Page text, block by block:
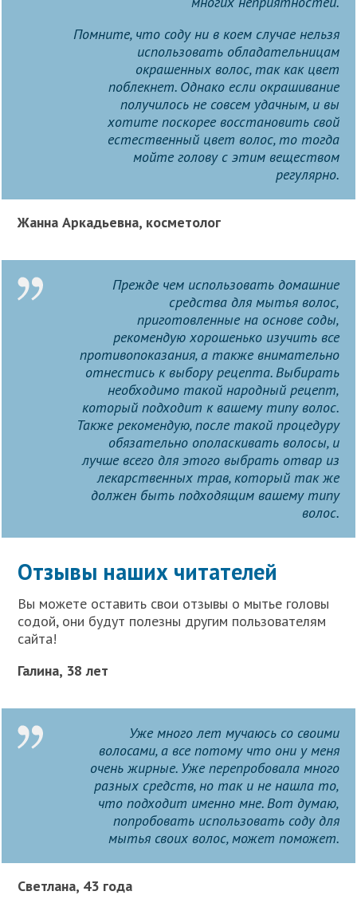
Помните, что соду ни в коем случае нельзя
использовать обладательницам
окрашенных волос, так как цвет
поблекнет. Однако если окрашивание
получилось не совсем удачным, и вы
хотите поскорее восстановить свой
естественный цвет волос, то тогда
мойте голову с этим веществом
регулярно.
Жанна Аркадьевна, косметолог
Прежде чем использовать домашние
средства для мытья волос,
приготовленные на основе соды,
рекомендую хорошенько изучить все
противопоказания, а также внимательно
отнестись к выбору рецепта. Выбирать
необходимо такой народный рецепт,
который подходит к вашему типу волос.
Также рекомендую, после такой процедуру
обязательно ополаскивать волосы, и
лучше всего для этого выбрать отвар из
лекарственных трав, который так же
должен быть подходящим вашему типу
волос.
Отзывы наших читателей
Вы можете оставить свои отзывы о мытье головы
содой, они будут полезны другим пользователям
сайта!
Галина, 38 лет
Уже много лет мучаюсь со своими
волосами, а все потому что они у меня
очень жирные. Уже перепробовала много
разных средств, но так и не нашла то,
что подходит именно мне. Вот думаю,
попробовать использовать соду для
мытья своих волос, может поможет.
Светлана, 43 года